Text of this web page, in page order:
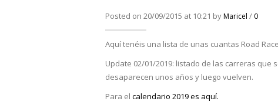
Posted on 20/09/2015 at 10:21 byMaricel / 0
Aquí tenéis una lista de unas cuantas Road
Update 02/01/2019: listado de las carreras
desaparecen unos años y luego vuelven.
Para el calendario 2019 es aquí.